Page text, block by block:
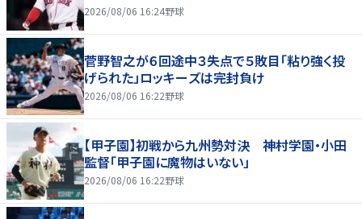
2026/08/06 16:24野球
菅野智之が６回途中３失点で５敗目「粘り強く投
げられた」ロッキーズは完封負け
2026/08/06 16:22野球
【甲子園】初戦から九州勢対決 神村学園・小田
監督「甲子園に魔物はいない」
2026/08/06 16:22野球